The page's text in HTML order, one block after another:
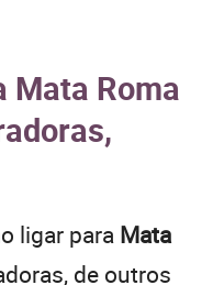
Mata Roma
ligar para Mata
de outros